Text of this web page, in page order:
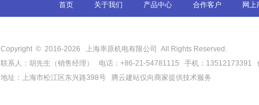
首页 关于我们 产品中心 合作客户 网上
Copyright © 2016-2026
上海率原机电有限公司 All Rights Reserved.
联系人：胡先生（销售经理） 电话：+86-21-54781115 手机：13512173391
地址：上海市松江区东兴路398号
腾云建站仅向商家提供技术服务